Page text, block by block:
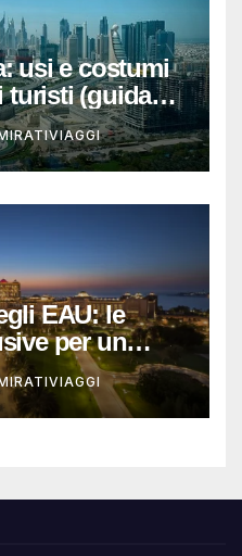
usi e costumi
turisti (guida
EAU: le
per un